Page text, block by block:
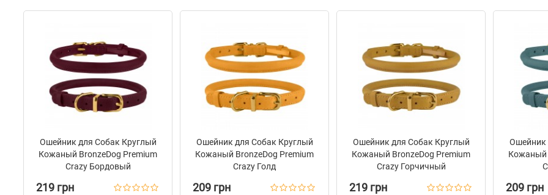
Ошейник для Собак Круглый
Кожаный BronzeDog Premium
Crazy Бордовый
219 грн
Ошейник для Собак Круглый
Кожаный BronzeDog Premium
Crazy Голд
209 грн
Ошейник для Собак Круглый
Кожаный BronzeDog Premium
Crazy Горчичный
219 грн
Ошейник
Кожаный
209 грн